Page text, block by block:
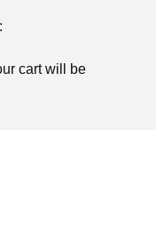
cart will be